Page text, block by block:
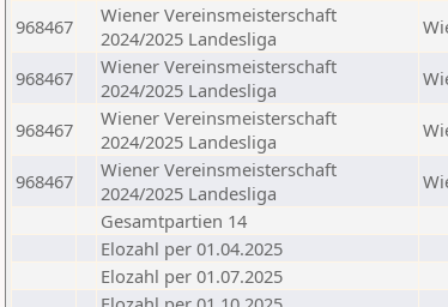
968467
Wiener Vereinsmeisterschaft
2024/2025 Landesliga
968467
Wiener Vereinsmeisterschaft
2024/2025 Landesliga
968467
Wiener Vereinsmeisterschaft
2024/2025 Landesliga
968467
Wiener Vereinsmeisterschaft
2024/2025 Landesliga
Gesamtpartien 14
Elozahl per 01.04.2025
Elozahl per 01.07.2025